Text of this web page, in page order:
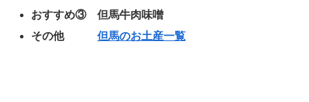
おすすめ③ 但馬牛肉味噌
その他但馬のお土産一覧